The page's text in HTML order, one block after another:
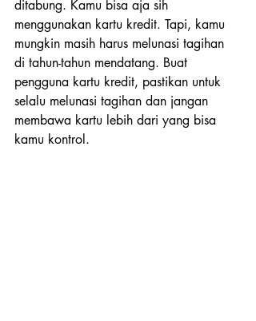
ditabung. Kamu bisa aja sih
menggunakan kartu kredit. Tapi, kamu
mungkin masih harus melunasi tagihan
di tahun-tahun mendatang. Buat
pengguna kartu kredit, pastikan untuk
selalu melunasi tagihan dan jangan
membawa kartu lebih dari yang bisa
kamu kontrol.